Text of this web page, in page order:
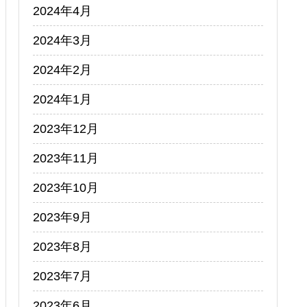
2024年4月
2024年3月
2024年2月
2024年1月
2023年12月
2023年11月
2023年10月
2023年9月
2023年8月
2023年7月